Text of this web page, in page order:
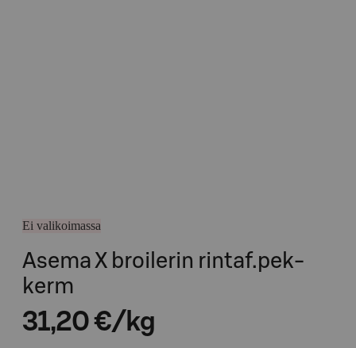
Ei valikoimassa
Asema X broilerin rintaf.pek-
kerm
31,20 €/kg